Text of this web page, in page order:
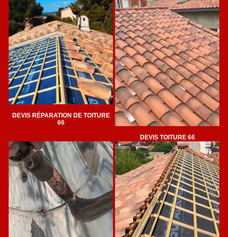
DEVIS RÉPARATION DE TOITURE
66
DEVIS TOITURE 66